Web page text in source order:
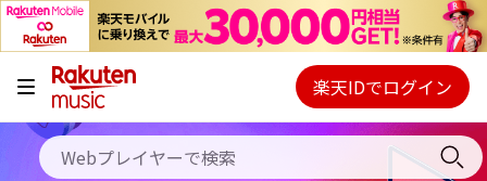
キャンペーン
料金プラン
使い方
Webプレイヤー
ご契約内容の確認・変更
楽天IDでログイン